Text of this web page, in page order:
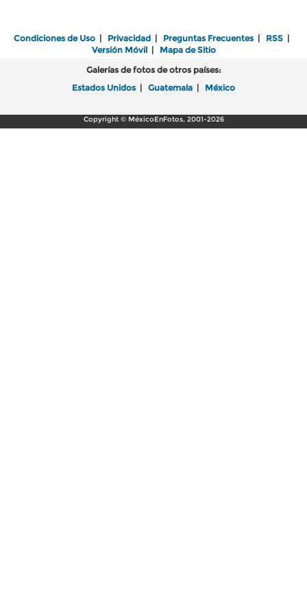
Condiciones de Uso | Privacidad | Preguntas Frecuentes | RSS |
Versión Móvil| Mapa de Sitio
Galerías de fotos de otros países:
Estados Unidos | Guatemala | México
Copyright © MéxicoEnFotos, 2001-2026